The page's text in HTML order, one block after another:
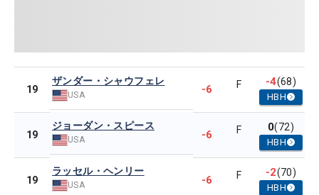
19
ザンダー・シャウフェレ
USA -6 F -4(68)
HBH
19
ジョーダン・スピース
USA -6 F 0(72)
HBH
19
ラッセル・ヘンリー
USA -6 F -2(70)
HBH